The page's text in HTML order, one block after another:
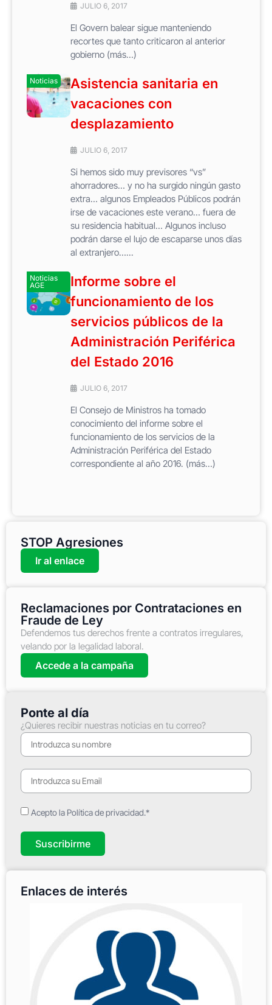
JULIO 6, 2017
El Govern balear sigue manteniendo
recortes que tanto criticaron al anterior
gobierno (más…)
Noticias
Asistencia sanitaria en
vacaciones con
desplazamiento
JULIO 6, 2017
Si hemos sido muy previsores “vs”
ahorradores… y no ha surgido ningún gasto
extra… algunos Empleados Públicos podrán
irse de vacaciones este verano… fuera de
su residencia habitual… Algunos incluso
podrán darse el lujo de escaparse unos días
al extranjero…...
Noticias
AGE
Informe sobre el
funcionamiento de los
servicios públicos de la
Administración Periférica
del Estado 2016
JULIO 6, 2017
El Consejo de Ministros ha tomado
conocimiento del informe sobre el
funcionamiento de los servicios de la
Administración Periférica del Estado
correspondiente al año 2016. (más…)
STOP Agresiones
Ir al enlace
Reclamaciones por Contrataciones en
Fraude de Ley
Defendemos tus derechos frente a contratos irregulares,
velando por la legalidad laboral.
Accede a la campaña
Ponte al día
¿Quieres recibir nuestras noticias en tu correo?
Acepto la Política de privacidad.*
Suscribirme
Enlaces de interés